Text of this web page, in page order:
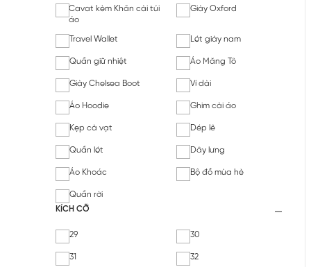
Cavat kèm Khăn cài túi
áo
Giày Oxford
Travel Wallet Lót giày nam
Quần giữ nhiệt Áo Măng Tô
Giày Chelsea Boot Ví dài
Áo Hoodie Ghim cài áo
Kẹp cà vạt Dép lê
Quần lót Dây lưng
Áo Khoác Bộ đồ mùa hè
Quần rời
KÍCH CỠ
29 30
31 32